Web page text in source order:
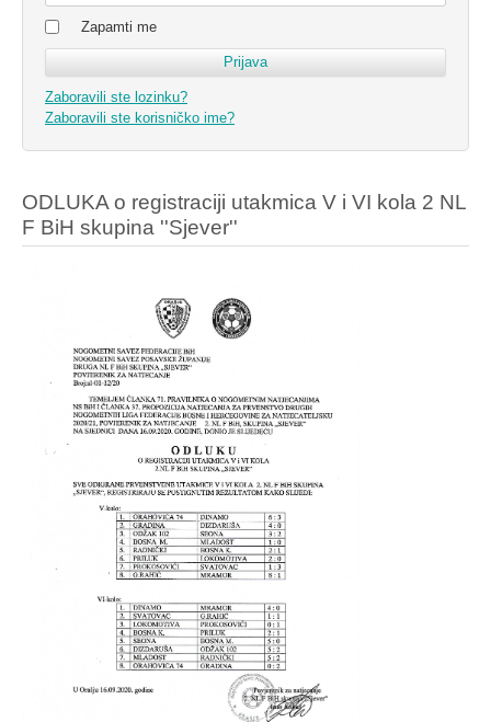
Zapamti me
Zaboravili ste lozinku?
Zaboravili ste korisničko ime?
ODLUKA o registraciji utakmica V i VI kola 2 NL
F BiH skupina ''Sjever''